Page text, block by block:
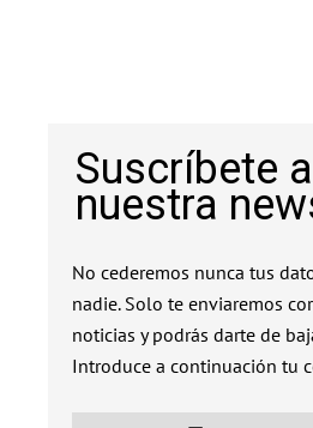
Suscríbete a
nuestra
No cederemos nunca tus
nadie. Solo te enviaremos
noticias y podrás darte de
Introduce a continuación tu